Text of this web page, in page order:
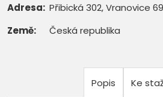
Adresa: Přibická 302, Vranovice
Země:
Česká republika
Popis Ke